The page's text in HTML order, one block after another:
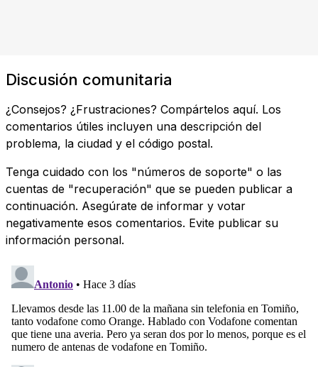
Discusión comunitaria
¿Consejos? ¿Frustraciones? Compártelos aquí. Los
comentarios útiles incluyen una descripción del
problema, la ciudad y el código postal.
Tenga cuidado con los "números de soporte" o las
cuentas de "recuperación" que se pueden publicar a
continuación. Asegúrate de informar y votar
negativamente esos comentarios. Evite publicar su
información personal.